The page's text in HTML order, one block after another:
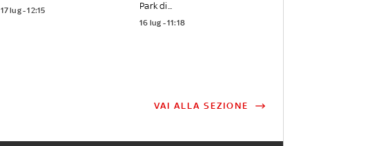
17 lug - 12:15
Park di...
16 lug - 11:18
VAI ALLA SEZIONE